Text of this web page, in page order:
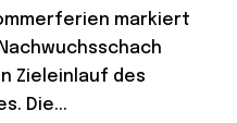
markiert
Zieleinlauf des
Die...